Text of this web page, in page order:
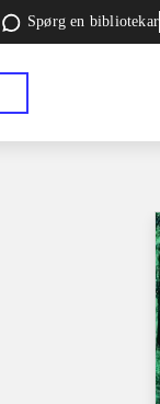
Spørg en bibliotekar